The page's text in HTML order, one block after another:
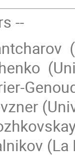
--
(La